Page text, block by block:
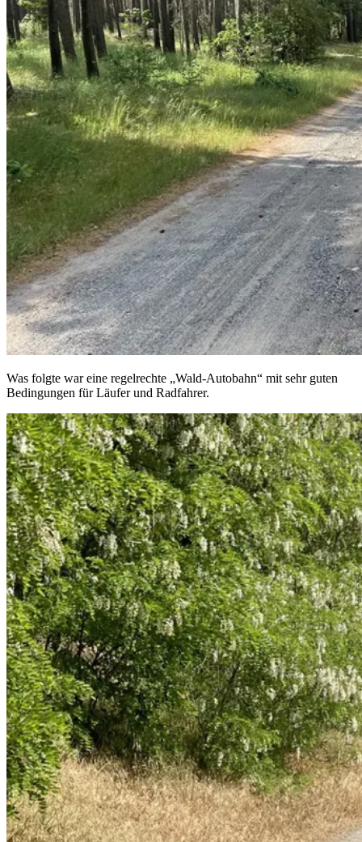
Was folgte war eine regelrechte „Wald-Autobahn“ mit sehr guten
Bedingungen für Läufer und Radfahrer.